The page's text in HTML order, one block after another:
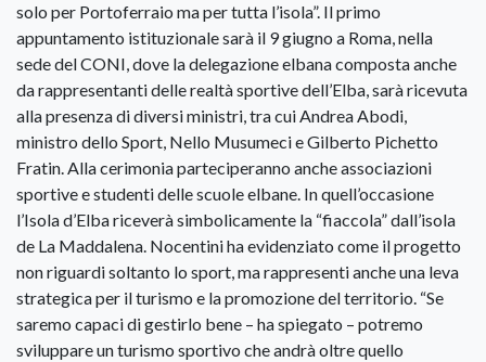
solo per Portoferraio ma per tutta l’isola”. Il primo
appuntamento istituzionale sarà il 9 giugno a Roma, nella
sede del CONI, dove la delegazione elbana composta anche
da rappresentanti delle realtà sportive dell’Elba, sarà ricevuta
alla presenza di diversi ministri, tra cui Andrea Abodi,
ministro dello Sport, Nello Musumeci e Gilberto Pichetto
Fratin. Alla cerimonia parteciperanno anche associazioni
sportive e studenti delle scuole elbane. In quell’occasione
l’Isola d’Elba riceverà simbolicamente la “fiaccola” dall’isola
de La Maddalena. Nocentini ha evidenziato come il progetto
non riguardi soltanto lo sport, ma rappresenti anche una leva
strategica per il turismo e la promozione del territorio. “Se
saremo capaci di gestirlo bene – ha spiegato – potremo
sviluppare un turismo sportivo che andrà oltre quello